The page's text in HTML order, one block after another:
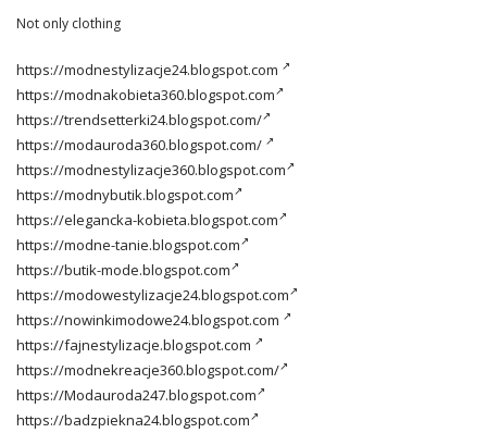
Not only clothing
https://modnestylizacje24.blogspot.com
https://modnakobieta360.blogspot.com
https://trendsetterki24.blogspot.com/
https://modauroda360.blogspot.com/
https://modnestylizacje360.blogspot.com
https://modnybutik.blogspot.com
https://elegancka-kobieta.blogspot.com
https://modne-tanie.blogspot.com
https://butik-mode.blogspot.com
https://modowestylizacje24.blogspot.com
https://nowinkimodowe24.blogspot.com
https://fajnestylizacje.blogspot.com
https://modnekreacje360.blogspot.com/
https://Modauroda247.blogspot.com
https://badzpiekna24.blogspot.com